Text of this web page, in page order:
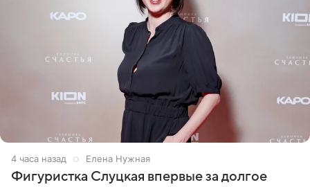
4 часа назад Елена Нужная
Фигуристка Слуцкая впервые за долгое